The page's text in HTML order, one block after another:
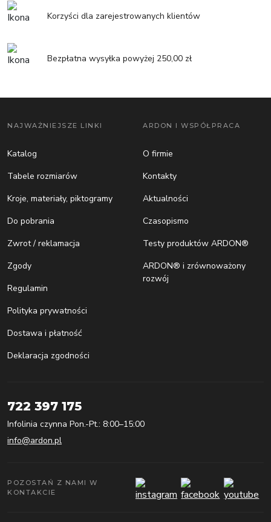
Korzyści dla zarejestrowanych klientów
Bezpłatna wysyłka powyżej 250,00 zł
NAJWAŻNIEJSZE LINKI
Katalog
Tabele rozmiarów
Kroje, materiały, piktogramy
Do pobrania
Zwrot / reklamacja
Zgody
Regulamin
Polityka prywatności
Dostawa i płatność
Deklaracja zgodności
ARDON I WSPÓŁPRACA
O firmie
Kontakty
Aktualności
Czasopismo
Testy produktów ARDON®
ARDON® i zrównoważony
rozwój
722 397 175
Infolinia czynna Pon.-Pt.: 8:00–15:00
info@ardon.pl
POZOSTAŃ Z NAMI W
KONTAKCIE